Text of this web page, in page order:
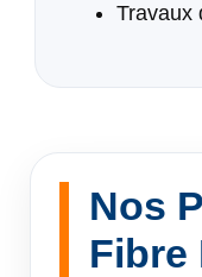
Travaux
Nos
Fibre